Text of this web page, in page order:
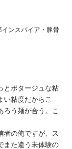
ンスパイア・豚骨
とポタージュな粘
い粘度だからこ
ろう麺が合う。こ
者の俺ですが、ス
また違う未体験の